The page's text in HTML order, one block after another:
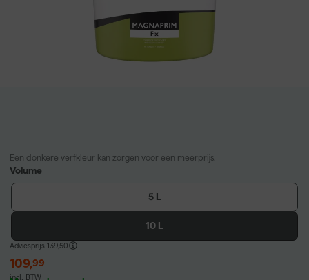
Een donkere verfkleur kan zorgen voor een meerprijs.
Volume
5 L
10 L
Adviesprijs 139,50
109,99
incl. BTW